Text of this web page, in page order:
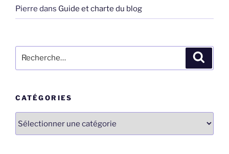
Pierre dans Guide et charte du blog
pour
CATÉGORIES